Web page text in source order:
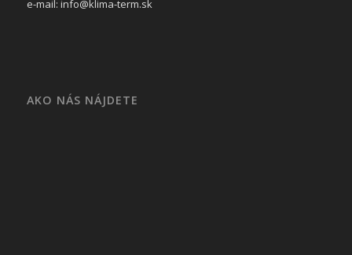
e-mail: info@klima-term.sk
AKO NÁS NÁJDETE